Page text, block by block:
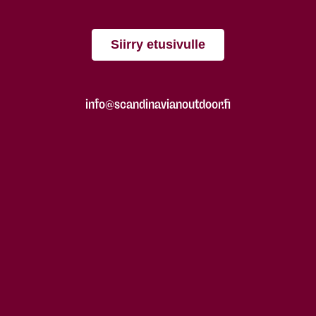
Siirry etusivulle
info@scandinavianoutdoor.fi